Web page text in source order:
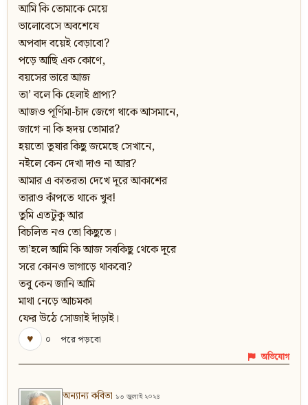
আমি কি তোমাকে মেয়ে
ভালোবেসে অবশেষে
অপবাদ বয়েই বেড়াবো?
পড়ে আছি এক কোণে,
বয়সের ভারে আজ
তা’ বলে কি হেলাই প্রাপ্য?
আজও পূর্ণিমা-চাঁদ জেগে থাকে আসমানে,
জাগে না কি হৃদয় তোমার?
হয়তো তুষার কিছু জমেছে সেখানে,
নইলে কেন দেখা দাও না আর?
আমার এ কাতরতা দেখে দূরে আকাশের
তারাও কাঁপতে থাকে খুব!
তুমি এতটুকু আর
বিচলিত নও তো কিছুতে।
তা’হলে আমি কি আজ সবকিছু থেকে দূরে
সরে কোনও ভাগাড়ে থাকবো?
তবু কেন জানি আমি
মাথা নেড়ে আচমকা
ফের উঠে সোজাই দাঁড়াই।
♥
০ পরে পড়বো
অভিযোগ
অন্যান্য কবিতা ১৩ জুলাই ২০২৪